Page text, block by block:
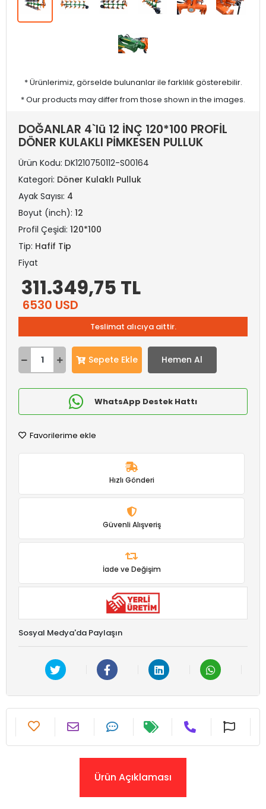
* Ürünlerimiz, görselde bulunanlar ile farklılık gösterebilir.
* Our products may differ from those shown in the images.
DOĞANLAR 4`lü 12 İNÇ 120*100 PROFİL
DÖNER KULAKLI PİMKESEN PULLUK
Ürün Kodu: DK1210750112-S00164
Kategori: Döner Kulaklı Pulluk
Ayak Sayısı: 4
Boyut (inch): 12
Profil Çeşidi: 120*100
Tip: Hafif Tip
Fiyat
311.349,75 TL
6530 USD
Teslimat alıcıya aittir.
Sepete Ekle Hemen Al
WhatsApp Destek Hattı
Favorilerime ekle
Hızlı Gönderi
Güvenli Alışveriş
İade ve Değişim
Sosyal Medya'da Paylaşın
Ürün Açıklaması